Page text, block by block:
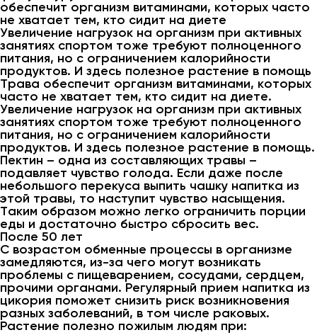
обеспечит организм витаминами, которых часто
не хватает тем, кто сидит на диете
Увеличение нагрузок на организм при активных
занятиях спортом тоже требуют полноценного
питания, но с ограничением калорийности
продуктов. И здесь полезное растение в помощь
Трава обеспечит организм витаминами, которых
часто не хватает тем, кто сидит на диете.
Увеличение нагрузок на организм при активных
занятиях спортом тоже требуют полноценного
питания, но с ограничением калорийности
продуктов. И здесь полезное растение в помощь.
Пектин – одна из составляющих травы –
подавляет чувство голода. Если даже после
небольшого перекуса выпить чашку напитка из
этой травы, то наступит чувство насыщения.
Таким образом можно легко ограничить порции
еды и достаточно быстро сбросить вес.
После 50 лет
С возрастом обменные процессы в организме
замедляются, из-за чего могут возникать
проблемы с пищеварением, сосудами, сердцем,
прочими органами. Регулярный прием напитка из
цикория поможет снизить риск возникновения
разных заболеваний, в том числе раковых.
Растение полезно пожилым людям при: